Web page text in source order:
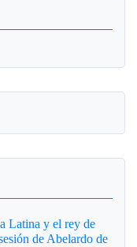
Latina y el rey de
de Abelardo de